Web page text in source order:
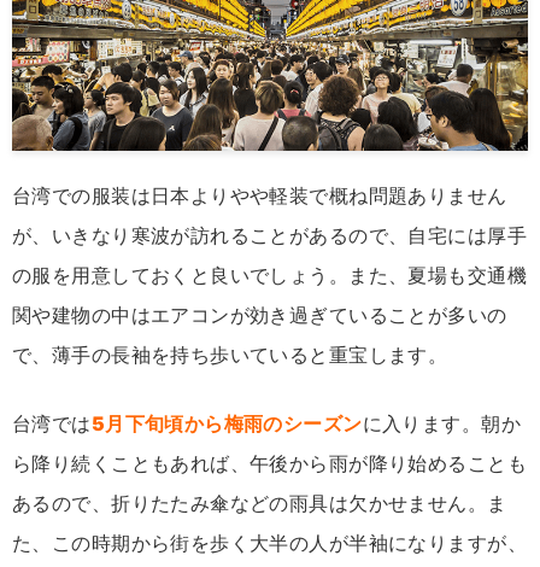
台湾での服装は日本よりやや軽装で概ね問題ありません
が、いきなり寒波が訪れることがあるので、自宅には厚手
の服を用意しておくと良いでしょう。また、夏場も交通機
関や建物の中はエアコンが効き過ぎていることが多いの
で、薄手の長袖を持ち歩いていると重宝します。
台湾では5月下旬頃から梅雨のシーズンに入ります。朝か
ら降り続くこともあれば、午後から雨が降り始めることも
あるので、折りたたみ傘などの雨具は欠かせません。ま
た、この時期から街を歩く大半の人が半袖になりますが、